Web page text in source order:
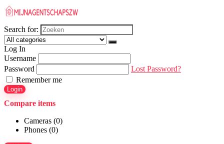
Search for:
Log In
Username
Password
Lost Password?
Remember me
Login
Compare items
Cameras (0)
Phones (0)